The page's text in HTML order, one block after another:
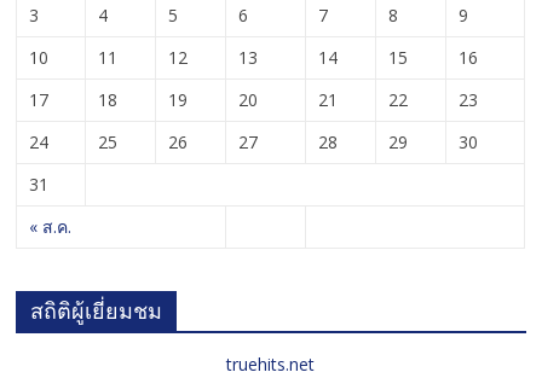
« ส.ค.
3
4 5 6 7 8
9
10
11 12 13 14 15
16
17
18 19 20 21 22
23
24
25 26 27 28 29
30
31
สถิติผู้เยี่ยมชม
truehits.net